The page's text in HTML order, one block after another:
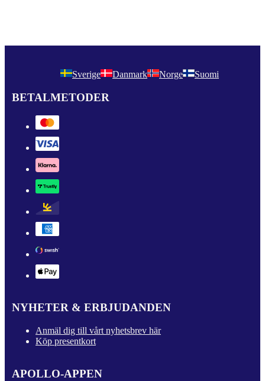
Sverige Danmark Norge Suomi
BETALMETODER
NYHETER & ERBJUDANDEN
Anmäl dig till vårt nyhetsbrev här
Köp presentkort
APOLLO-APPEN